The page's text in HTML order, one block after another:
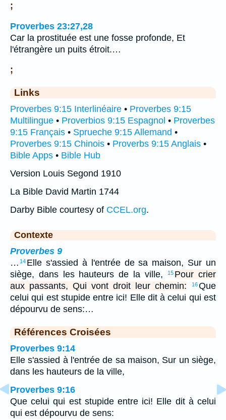
;
Proverbes 23:27,28
Car la prostituée est une fosse profonde, Et
l'étrangère un puits étroit.…
;
Links
Proverbes 9:15 Interlinéaire • Proverbes 9:15
Multilingue • Proverbios 9:15 Espagnol • Proverbes
9:15 Français • Sprueche 9:15 Allemand •
Proverbes 9:15 Chinois • Proverbs 9:15 Anglais •
Bible Apps • Bible Hub
Version Louis Segond 1910
La Bible David Martin 1744
Darby Bible courtesy of CCEL.org.
Contexte
Proverbes 9
… 14 Elle s'assied à l'entrée de sa maison, Sur un
siège, dans les hauteurs de la ville,
15 Pour crier
aux passants, Qui vont droit leur chemin:
16Que
celui qui est stupide entre ici! Elle dit à celui qui est
dépourvu de sens:…
Références Croisées
Proverbes 9:14
Elle s'assied à l'entrée de sa maison, Sur un siège,
dans les hauteurs de la ville,
Proverbes 9:16
Que celui qui est stupide entre ici! Elle dit à celui
qui est dépourvu de sens: